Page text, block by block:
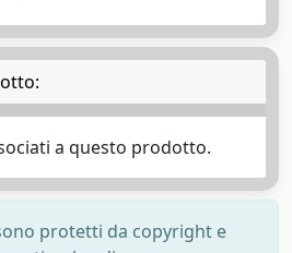
a questo prodotto.
protetti da copyright e